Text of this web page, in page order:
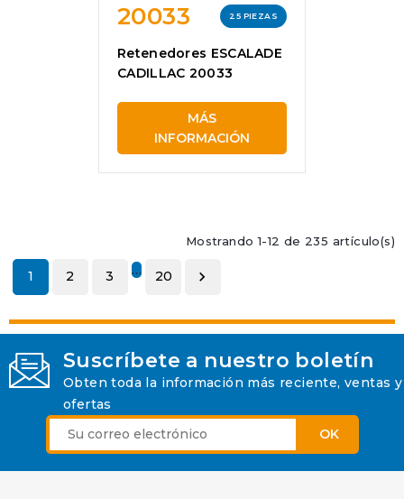
20033 25 PIEZAS
Retenedores ESCALADE
CADILLAC 20033
MÁS
INFORMACIÓN
Mostrando 1-12 de 235 artículo(s)
1 2 3 … 20 
Suscríbete a nuestro boletín
Obten toda la información más reciente, ventas y
ofertas